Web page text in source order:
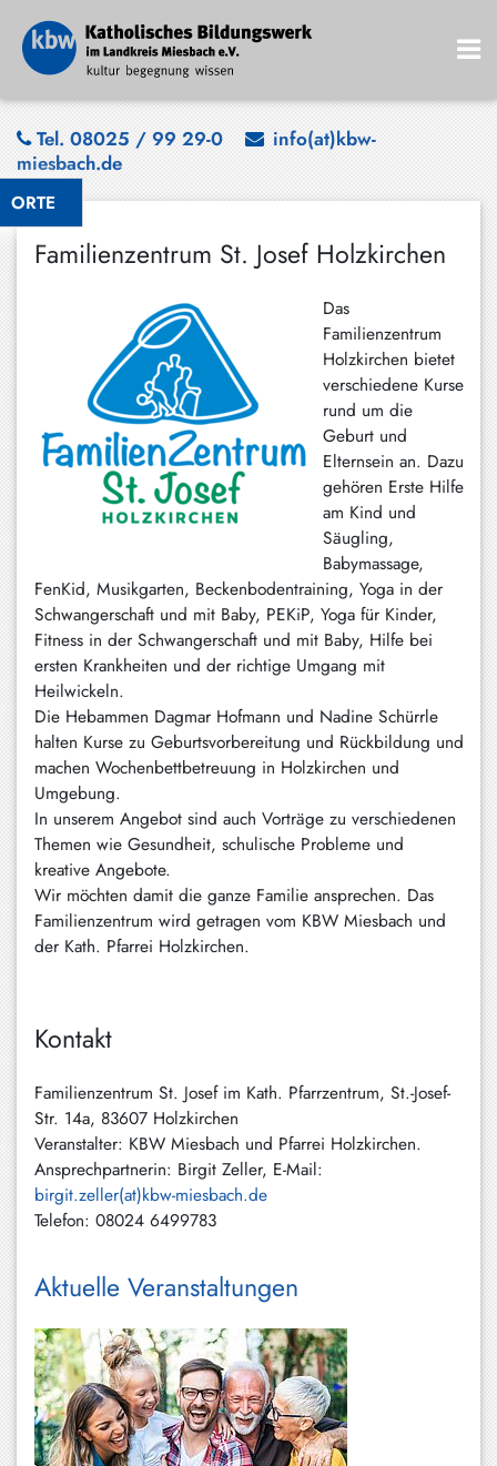
ORTE
Tel. 08025 / 99 29-0
info(at)kbw-
miesbach.de
Familienzentrum St. Josef Holzkirchen
Das
Familienzentrum
Holzkirchen bietet
verschiedene Kurse
rund um die
Geburt und
Elternsein an. Dazu
gehören Erste Hilfe
am Kind und
Säugling,
Babymassage,
FenKid, Musikgarten, Beckenbodentraining, Yoga in der
Schwangerschaft und mit Baby, PEKiP, Yoga für Kinder,
Fitness in der Schwangerschaft und mit Baby, Hilfe bei
ersten Krankheiten und der richtige Umgang mit
Heilwickeln.
Die Hebammen Dagmar Hofmann und Nadine Schürrle
halten Kurse zu Geburtsvorbereitung und Rückbildung und
machen Wochenbettbetreuung in Holzkirchen und
Umgebung.
In unserem Angebot sind auch Vorträge zu verschiedenen
Themen wie Gesundheit, schulische Probleme und
kreative Angebote.
Wir möchten damit die ganze Familie ansprechen. Das
Familienzentrum wird getragen vom KBW Miesbach und
der Kath. Pfarrei Holzkirchen.
Kontakt
Familienzentrum St. Josef im Kath. Pfarrzentrum, St.-Josef-
Str. 14a, 83607 Holzkirchen
Veranstalter: KBW Miesbach und Pfarrei Holzkirchen.
Ansprechpartnerin: Birgit Zeller, E-Mail:
birgit.zeller(at)kbw-miesbach.de
Telefon: 08024 6499783
Aktuelle Veranstaltungen
Bad
Wiessee
Bayrischzell
Darching
Großhartpenning
Hausham
Holzkirchen
Hundham
Kreuth
Leitzachtal
Miesbach
Neuhaus
Niklasreuth
Otterfing
Rottach-
Egern
Schaftlach
/
Schliersee
Warngau
/
Wall
Weyarn